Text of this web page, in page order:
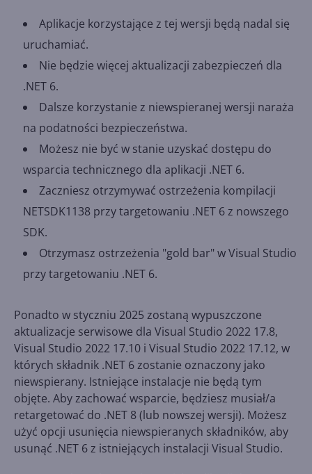
Aplikacje korzystające z tej wersji będą nadal się
uruchamiać.
Nie będzie więcej aktualizacji zabezpieczeń dla
.NET 6.
Dalsze korzystanie z niewspieranej wersji naraża
na podatności bezpieczeństwa.
Możesz nie być w stanie uzyskać dostępu do
wsparcia technicznego dla aplikacji .NET 6.
Zaczniesz otrzymywać ostrzeżenia kompilacji
NETSDK1138 przy targetowaniu .NET 6 z nowszego
SDK.
Otrzymasz ostrzeżenia "gold bar" w Visual Studio
przy targetowaniu .NET 6.
Ponadto w styczniu 2025 zostaną wypuszczone
aktualizacje serwisowe dla Visual Studio 2022 17.8,
Visual Studio 2022 17.10 i Visual Studio 2022 17.12, w
których składnik .NET 6 zostanie oznaczony jako
niewspierany. Istniejące instalacje nie będą tym
objęte. Aby zachować wsparcie, będziesz musiał/a
retargetować do .NET 8 (lub nowszej wersji). Możesz
użyć opcji usunięcia niewspieranych składników, aby
usunąć .NET 6 z istniejących instalacji Visual Studio.